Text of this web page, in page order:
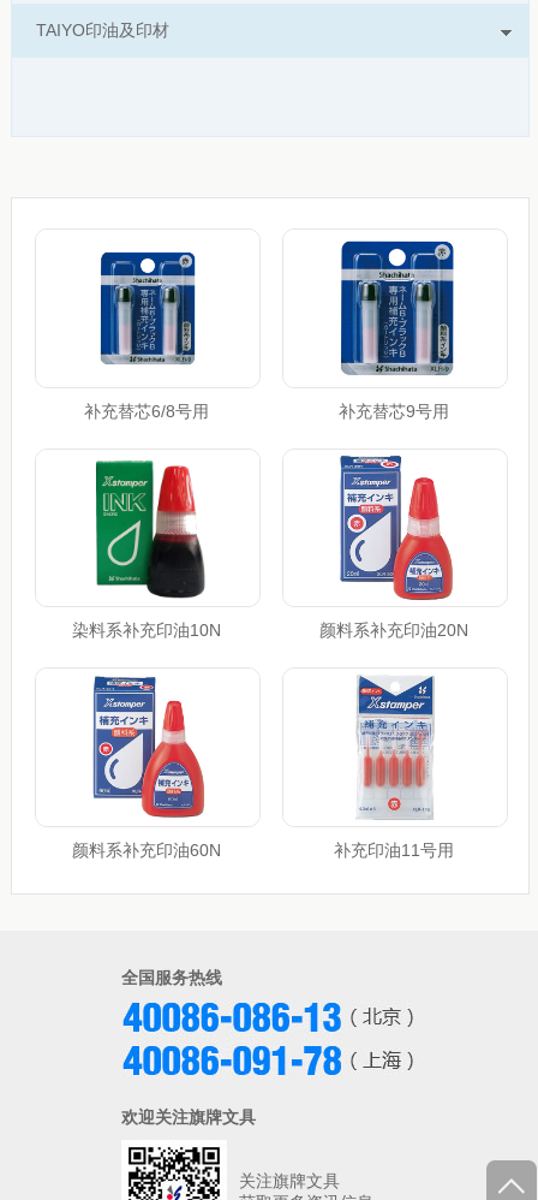
TAIYO印油及印材
补充替芯6/8号用 补充替芯9号用
染料系补充印油10N 颜料系补充印油20N
颜料系补充印油60N 补充印油11号用
全国服务热线
欢迎关注旗牌文具
关注旗牌文具